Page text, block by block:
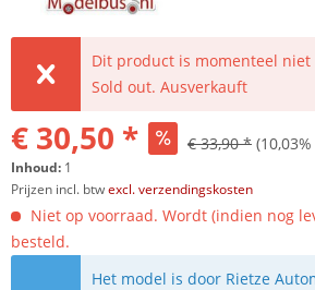
Dit product is momenteel niet
Sold out. Ausverkauft
€ 30,50 * € 33,90 *
Inhoud: 1
Prijzen incl. btwexcl. verzendingskosten
Niet op voorraad. Wordt (indien nog
besteld.
Het model is door Rietze